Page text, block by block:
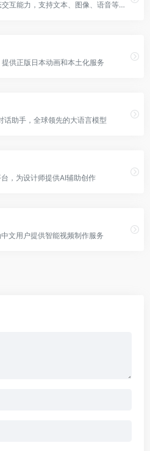
百度文心大模型的多模态交互能力，支持文本、图像、语音等综合理解
供正版日本动画和本土化服务
话助手，全球领先的大语言模型
，为设计师提供AI辅助创作
文用户提供智能视频制作服务